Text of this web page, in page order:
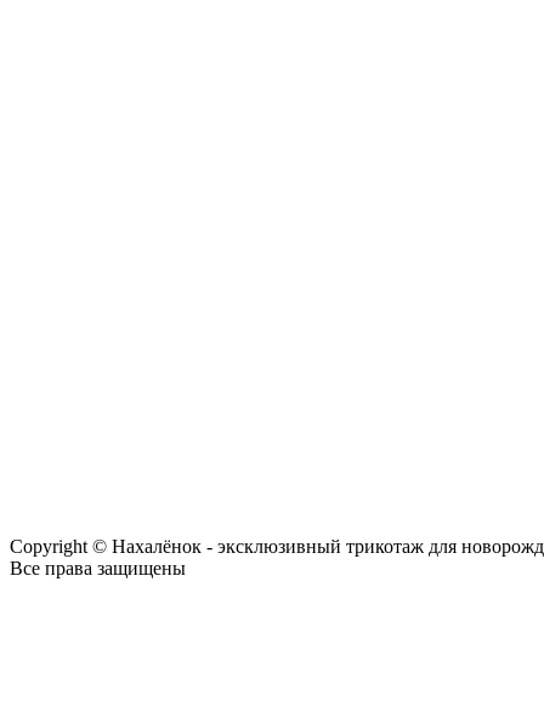
Copyright © Нахалёнок - эксклюзивный трикотаж для
Все права защищены